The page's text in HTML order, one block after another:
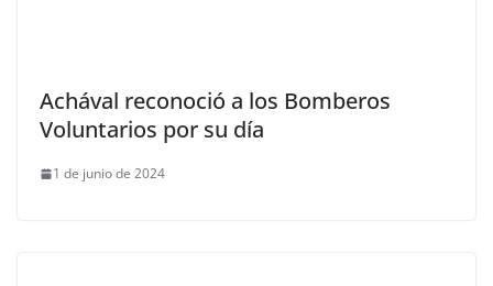
Achával reconoció a los Bomberos
Voluntarios por su día
1 de junio de 2024